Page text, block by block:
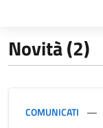
Novità (2)
COMUNICATI